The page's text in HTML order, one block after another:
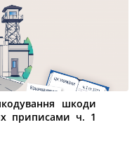
шкоди
приписами ч. 1